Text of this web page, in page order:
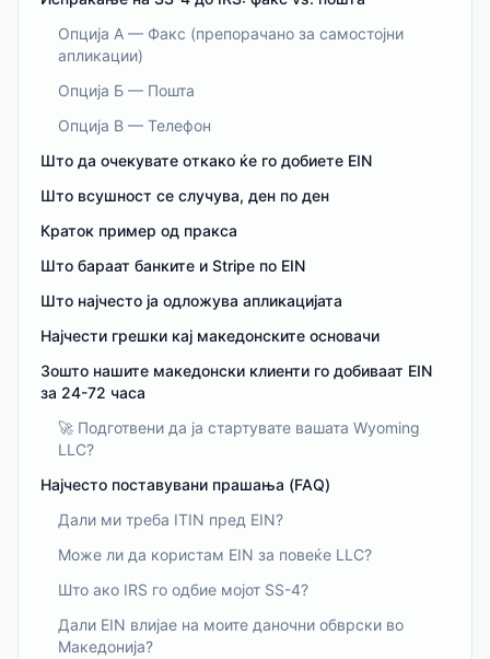
Опција А — Факс (препорачано за самостојни
апликации)
Опција Б — Пошта
Опција В — Телефон
Што да очекувате откако ќе го добиете EIN
Што всушност се случува, ден по ден
Краток пример од пракса
Што бараат банките и Stripe по EIN
Што најчесто ја одложува апликацијата
Најчести грешки кај македонските основачи
Зошто нашите македонски клиенти го добиваат EIN
за 24-72 часа
🚀 Подготвени да ја стартувате вашата Wyoming
LLC?
Најчесто поставувани прашања (FAQ)
Дали ми треба ITIN пред EIN?
Може ли да користам EIN за повеќе LLC?
Што ако IRS го одбие мојот SS-4?
Дали EIN влијае на моите даночни обврски во
Македонија?